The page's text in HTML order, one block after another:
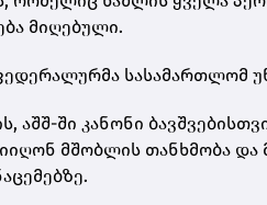
მიღებული.
ფედერალურმა სასამართლომ
აშშ-ში კანონი
მშობლის თანხმობა და